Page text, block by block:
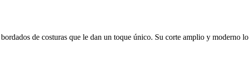
de costuras que le dan un toque único. Su corte amplio y moderno